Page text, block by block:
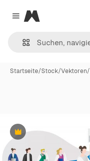
Close menu
Magnific
Startseite/Stock/Vektoren/
Premium